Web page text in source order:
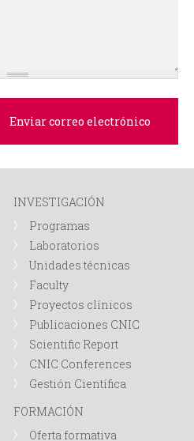
q
u
d
a
INVESTIGACIÓN
Programas
Laboratorios
Unidades técnicas
Faculty
Proyectos clínicos
Publicaciones CNIC
Scientific Report
CNIC Conferences
Gestión Científica
FORMACIÓN
Oferta formativa